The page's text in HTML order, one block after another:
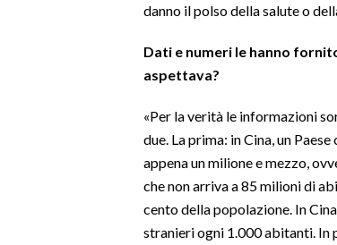
danno il polso della salute o
Dati e numeri le hanno
aspettava?
«Per la verità le informazioni
due. La prima: in Cina, un
appena un milione e mezzo,
che non arriva a 85 milioni di
cento della popolazione. In
stranieri ogni 1.000 abitanti. In